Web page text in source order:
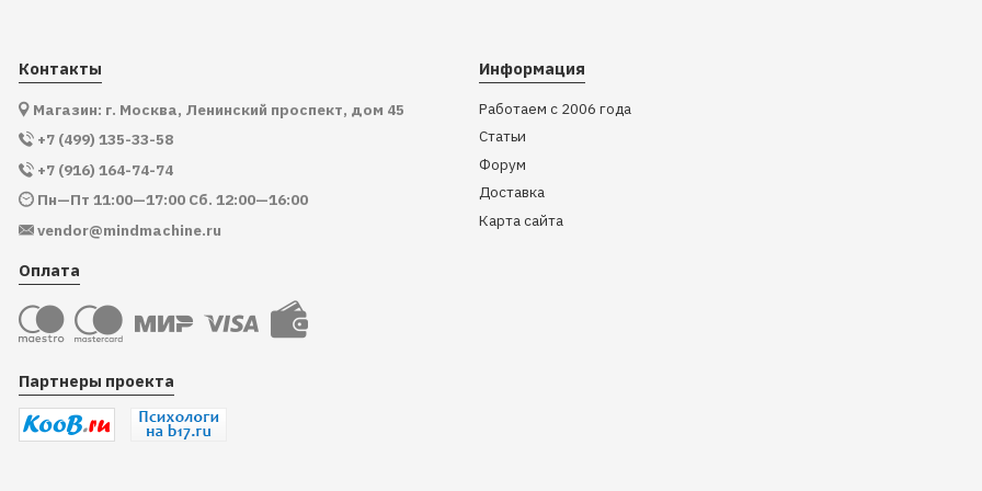
Контакты
Магазин: г. Москва, Ленинский проспект, дом 45
+7 (499) 135-33-58
+7 (916) 164-74-74
Пн—Пт 11:00—17:00 Сб. 12:00—16:00
vendor@mindmachine.ru
Оплата
Партнеры проекта
Информация
Работаем с 2006 года
Статьи
Форум
Доставка
Карта сайта